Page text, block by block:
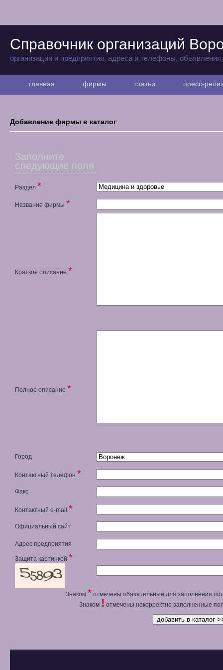
Справочник организаций
организации и предприятия, адреса и телефоны,
главная фирмы статьи пресс-
Добавление фирмы в каталог
Заполните
следующие поля
Раздел *
Название фирмы *
Краткое описание *
Полное описание *
Город
Контактный телефон *
Факс
Контактный e-mail *
Официальный сайт
Адрес предприятия
Защита картинкой *
Знаком * отмечены обязательные для заполнения
Знаком ! отмечены некорректно заполненные